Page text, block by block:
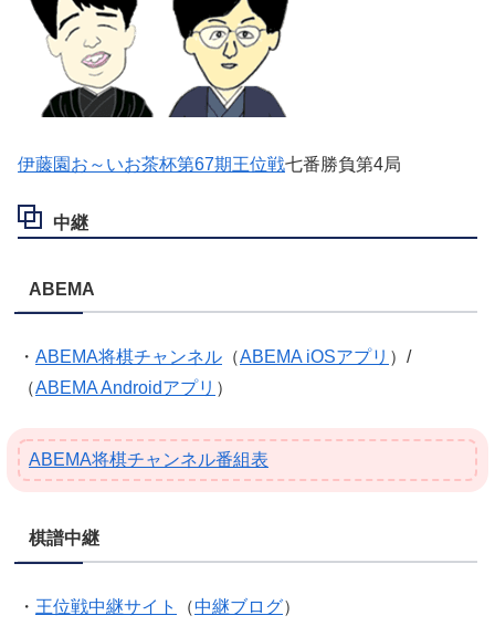
伊藤園お～いお茶杯第67期王位戦七番勝負第4局
中継
ABEMA
・ ABEMA将棋チャンネル （ABEMA iOSアプリ ）/
（ABEMA Androidアプリ ）
ABEMA将棋チャンネル番組表
棋譜中継
・ 王位戦中継サイト （中継ブログ）